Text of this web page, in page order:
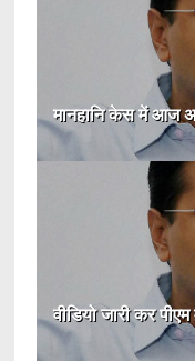
मानहानि केस में आज
वीडियो जारी कर